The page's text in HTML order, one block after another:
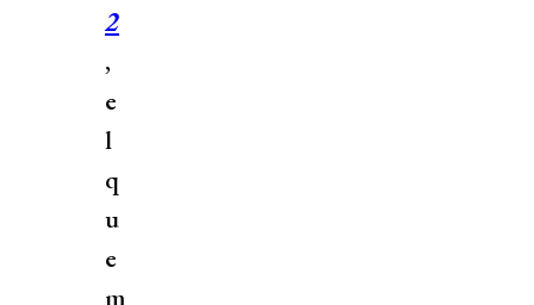
2
,
e
l
q
u
e
m